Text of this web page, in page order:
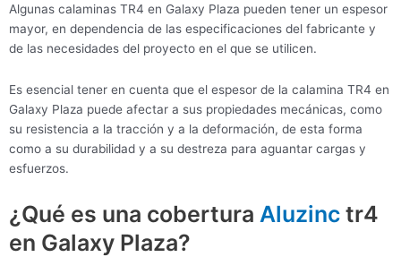
Algunas calaminas TR4 en Galaxy Plaza pueden tener un espesor
mayor, en dependencia de las especificaciones del fabricante y
de las necesidades del proyecto en el que se utilicen.
Es esencial tener en cuenta que el espesor de la calamina TR4 en
Galaxy Plaza puede afectar a sus propiedades mecánicas, como
su resistencia a la tracción y a la deformación, de esta forma
como a su durabilidad y a su destreza para aguantar cargas y
esfuerzos.
¿Qué es una cobertura Aluzinc tr4
en Galaxy Plaza?